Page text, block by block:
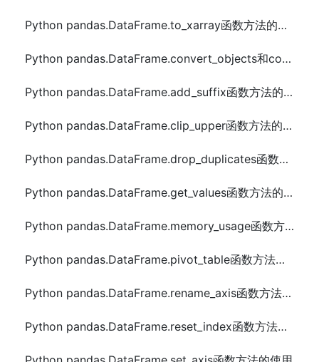
Python pandas.DataFrame.to_xarray函数方法的使用
Python pandas.DataFrame.convert_objects和compound函数方法的使用
Python pandas.DataFrame.add_suffix函数方法的使用
Python pandas.DataFrame.clip_upper函数方法的使用
Python pandas.DataFrame.drop_duplicates函数方法的使用
Python pandas.DataFrame.get_values函数方法的使用
Python pandas.DataFrame.memory_usage函数方法的使用
Python pandas.DataFrame.pivot_table函数方法的使用
Python pandas.DataFrame.rename_axis函数方法的使用
Python pandas.DataFrame.reset_index函数方法的使用